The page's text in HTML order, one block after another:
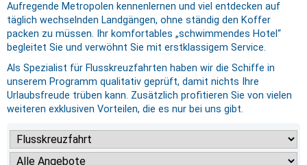
Aufregende Metropolen kennenlernen und viel entdecken auf
täglich wechselnden Landgängen, ohne ständig den Koffer
packen zu müssen. Ihr komfortables „schwimmendes Hotel“
begleitet Sie und verwöhnt Sie mit erstklassigem Service.
Als Spezialist für Flusskreuzfahrten haben wir die Schiffe in
unserem Programm qualitativ geprüft, damit nichts Ihre
Urlaubsfreude trüben kann. Zusätzlich profitieren Sie von vielen
weiteren exklusiven Vorteilen, die es nur bei uns gibt.